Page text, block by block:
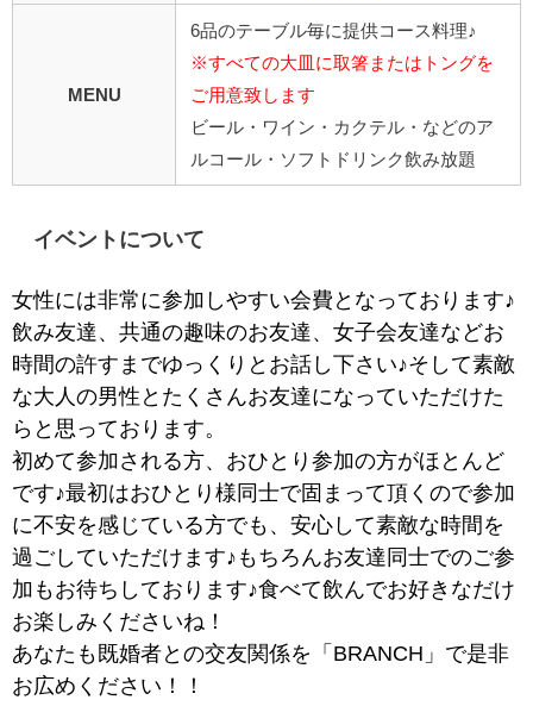
MENU
6品のテーブル毎に提供コース料理♪
※すべての大皿に取箸またはトングを
ご用意致します
ビール・ワイン・カクテル・などのア
ルコール・ソフトドリンク飲み放題
イベントについて
女性には非常に参加しやすい会費となっております♪
飲み友達、共通の趣味のお友達、女子会友達などお
時間の許すまでゆっくりとお話し下さい♪そして素敵
な大人の男性とたくさんお友達になっていただけた
らと思っております。
初めて参加される方、おひとり参加の方がほとんど
です♪最初はおひとり様同士で固まって頂くので参加
に不安を感じている方でも、安心して素敵な時間を
過ごしていただけます♪もちろんお友達同士でのご参
加もお待ちしております♪食べて飲んでお好きなだけ
お楽しみくださいね！
あなたも既婚者との交友関係を「BRANCH」で是非
お広めください！！